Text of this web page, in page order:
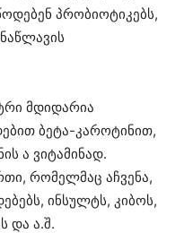
პრობიოტიკებს,
მდიდარია
ბეტა-კაროტინით,
ა ვიტამინად.
რომელმაც აჩვენა,
ინსულტს, კიბოს,
და ა.შ.